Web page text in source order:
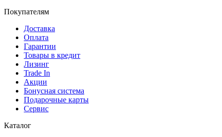
Покупателям
Доставка
Оплата
Гарантии
Товары в кредит
Лизинг
Trade In
Акции
Бонусная система
Подарочные карты
Сервис
Каталог